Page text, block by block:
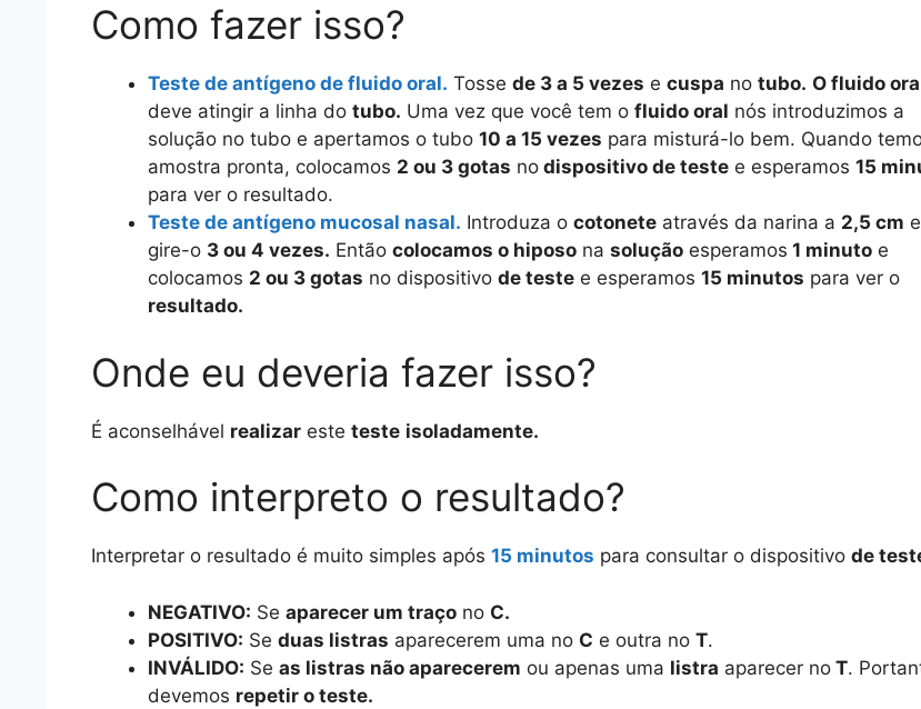
Como fazer isso?
Teste de antígeno de fluido oral. Tosse de 3 a 5 vezes e cuspa no tubo. O fluido
deve atingir a linha do tubo. Uma vez que você tem o fluido oral nós introduzimos a
solução no tubo e apertamos o tubo 10 a 15 vezes para misturá-lo bem. Quando
amostra pronta, colocamos 2 ou 3 gotas no dispositivo de teste e esperamos 15
para ver o resultado.
Teste de antígeno mucosal nasal. Introduza o cotonete através da narina a 2,5 cm e
gire-o 3 ou 4 vezes. Então colocamos o hiposo na solução esperamos 1 minuto e
colocamos 2 ou 3 gotas no dispositivo de teste e esperamos 15 minutos para ver o
resultado.
Onde eu deveria fazer isso?
É aconselhável realizar este teste isoladamente.
Como interpreto o resultado?
Interpretar o resultado é muito simples após 15 minutos para consultar o dispositivo de
NEGATIVO: Se aparecer um traço no C.
POSITIVO: Se duas listras aparecerem uma no C e outra no T.
INVÁLIDO: Se as listras não aparecerem ou apenas uma listra aparecer no T.
devemos repetir o teste.